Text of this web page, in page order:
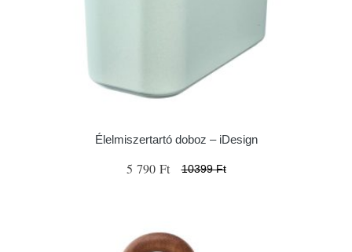
Élelmiszertartó doboz – iDesign
5 790 Ft 10399 Ft